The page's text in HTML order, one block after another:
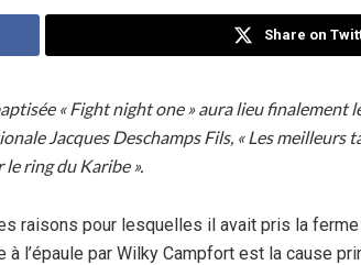
Share on
« Fight night one » aura lieu finalement
Jacques Deschamps Fils, « Les meilleurs
ring du Karibe ».
raisons pour lesquelles il avait pris la
l’épaule par Wilky Campfort est la cause